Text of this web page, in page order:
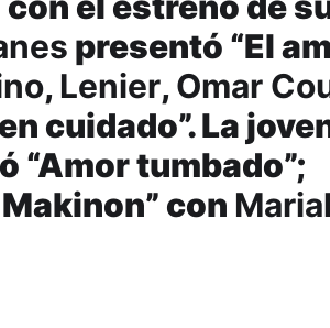
presentó “El
,Lenier,Omar
cuidado”. La
“Amor tumbado”;
con